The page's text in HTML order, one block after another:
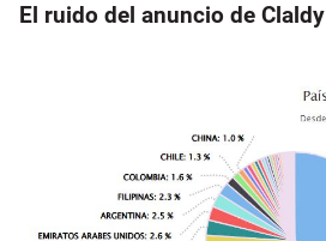
El ruido del anuncio de Claldy